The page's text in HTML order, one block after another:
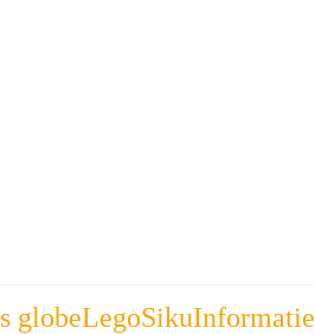
globeLegoSikuInformatie